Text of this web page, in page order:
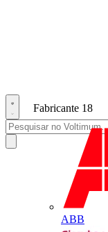
Fabricante 18
ABB